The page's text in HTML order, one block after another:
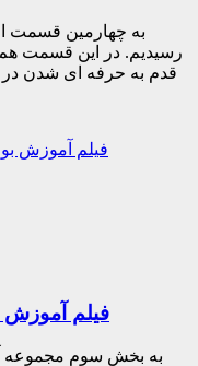
رسیدیم. در این قسمت
قدم به حرفه ای شدن در
فیلم آموزش